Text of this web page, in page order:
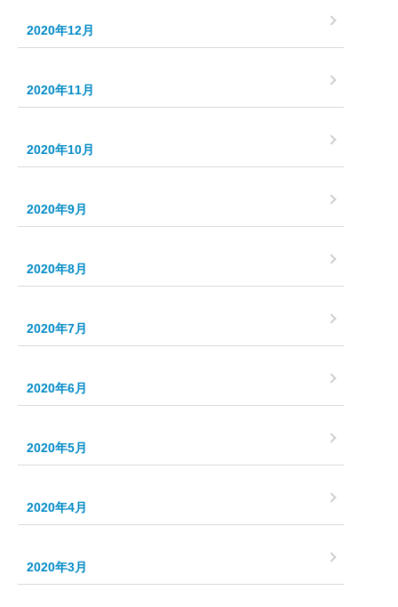
2020年12月
2020年11月
2020年10月
2020年9月
2020年8月
2020年7月
2020年6月
2020年5月
2020年4月
2020年3月